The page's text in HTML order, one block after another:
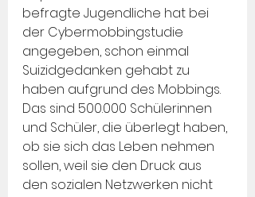
befragte Jugendliche hat bei
der Cybermobbingstudie
angegeben, schon einmal
Suizidgedanken gehabt zu
haben aufgrund des Mobbings.
Das sind 500.000 Schülerinnen
und Schüler, die überlegt haben,
ob sie sich das Leben nehmen
sollen, weil sie den Druck aus
den sozialen Netzwerken nicht